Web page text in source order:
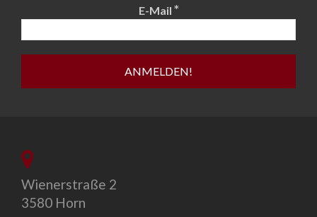
E-Mail *
Wienerstraße 2
3580 Horn